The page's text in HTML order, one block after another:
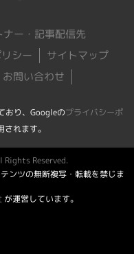
ー・記事配信先
シー
サイトマップ
お問い合わせ
おり、Googleのプライバシーポ
されます。
Reserved.
ンツの無断複写・転載を禁じま
が運営しています。